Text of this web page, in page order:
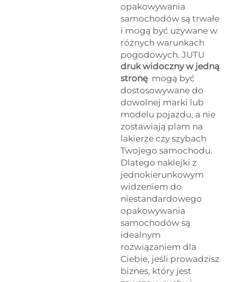
opakowywania
samochodów są trwałe
i mogą być używane w
różnych warunkach
pogodowych. JUTU
druk widoczny w jedną
stronę mogą być
dostosowywane do
dowolnej marki lub
modelu pojazdu, a nie
zostawiają plam na
lakierze czy szybach
Twojego samochodu.
Dlatego naklejki z
jednokierunkowym
widzeniem do
niestandardowego
opakowywania
samochodów są
idealnym
rozwiązaniem dla
Ciebie, jeśli prowadzisz
biznes, który jest